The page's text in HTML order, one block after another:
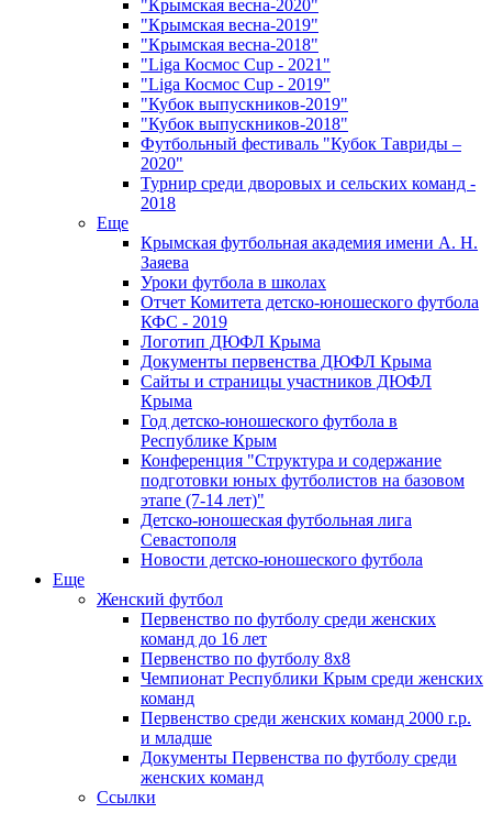
"Крымская весна-2020"
"Крымская весна-2019"
"Крымская весна-2018"
"Liga Космос Cup - 2021"
"Liga Космос Cup - 2019"
"Кубок выпускников-2019"
"Кубок выпускников-2018"
Футбольный фестиваль "Кубок Тавриды –
2020"
Турнир среди дворовых и сельских команд -
2018
Еще
Крымская футбольная академия имени А. Н.
Заяева
Уроки футбола в школах
Отчет Комитета детско-юношеского футбола
КФС - 2019
Логотип ДЮФЛ Крыма
Документы первенства ДЮФЛ Крыма
Сайты и страницы участников ДЮФЛ
Крыма
Год детско-юношеского футбола в
Республике Крым
Конференция "Структура и содержание
подготовки юных футболистов на базовом
этапе (7-14 лет)"
Детско-юношеская футбольная лига
Севастополя
Новости детско-юношеского футбола
Еще
Женский футбол
Первенство по футболу среди женских
команд до 16 лет
Первенство по футболу 8х8
Чемпионат Республики Крым среди женских
команд
Первенство среди женских команд 2000 г.р.
и младше
Документы Первенства по футболу среди
женских команд
Ссылки